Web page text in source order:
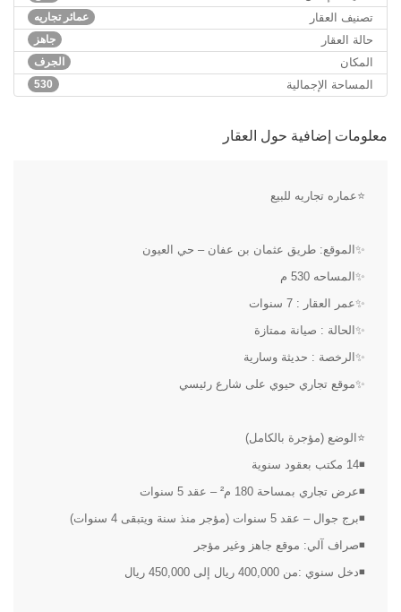
عمائر تجاريه تصنيف العقار
جاهز حالة العقار
الجرف المكان
530 المساحة الإجمالية
معلومات إضافية حول العقار
⭐عماره تجاريه للبيع
✨الموقع: طريق عثمان بن عفان – حي العيون
✨المساحه 530 م
✨عمر العقار : 7 سنوات
✨الحالة : صيانة ممتازة
✨الرخصة : حديثة وسارية
✨موقع تجاري حيوي على شارع رئيسي
⭐الوضع (مؤجرة بالكامل)
◾14 مكتب بعقود سنوية
◾عرض تجاري بمساحة 180 م² – عقد 5 سنوات
◾برج جوال – عقد 5 سنوات (مؤجر منذ سنة ويتبقى 4 سنوات)
◾صراف آلي: موقع جاهز وغير مؤجر
◾دخل سنوي :من 400,000 ريال إلى 450,000 ريال